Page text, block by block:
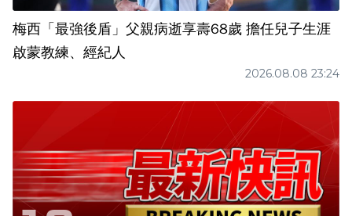
梅西「最強後盾」父親病逝享壽68歲 擔任兒子生涯
啟蒙教練、經紀人
2026.08.08 23:24